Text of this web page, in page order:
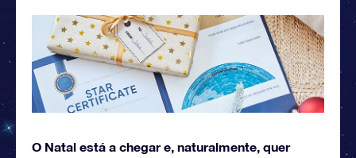
O Natal está a chegar e, naturalmente, quer